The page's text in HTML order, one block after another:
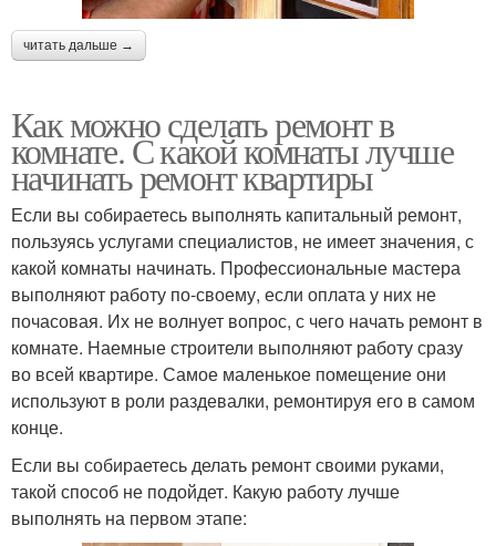
читать дальше →
Как можно сделать ремонт в
комнате. С какой комнаты лучше
начинать ремонт квартиры
Если вы собираетесь выполнять капитальный ремонт,
пользуясь услугами специалистов, не имеет значения, с
какой комнаты начинать. Профессиональные мастера
выполняют работу по-своему, если оплата у них не
почасовая. Их не волнует вопрос, с чего начать ремонт в
комнате. Наемные строители выполняют работу сразу
во всей квартире. Самое маленькое помещение они
используют в роли раздевалки, ремонтируя его в самом
конце.
Если вы собираетесь делать ремонт своими руками,
такой способ не подойдет. Какую работу лучше
выполнять на первом этапе: